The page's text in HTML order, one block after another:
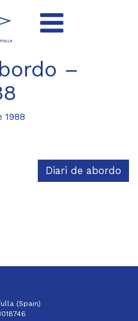
–
1988
Diari de abordo
(Spain)